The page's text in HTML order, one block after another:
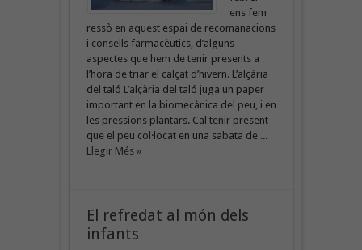
ens fem
ressò en aquest espai de recomanacions
i consells farmacèutics, d’alguns
aspectes que hem de tenir presents a
l’hora de triar el calçat d’hivern. L’alçària
del taló L’alçària del taló juga un paper
important en la biomecànica del peu, i en
les pressions plantars. Cal tenir present
que el peu col·locat en una sabata de ...
Llegir Més »
El refredat al món dels
infants